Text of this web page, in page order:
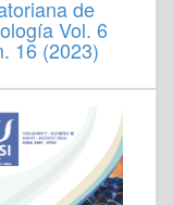
de
Vol. 6
16 (2023)